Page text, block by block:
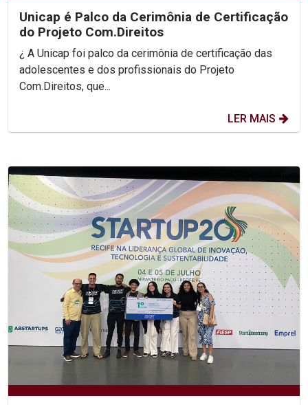
Unicap é Palco da Cerimônia de Certificação
do Projeto Com.Direitos
¿ A Unicap foi palco da cerimônia de certificação das
adolescentes e dos profissionais do Projeto
Com.Direitos, que...
LER MAIS